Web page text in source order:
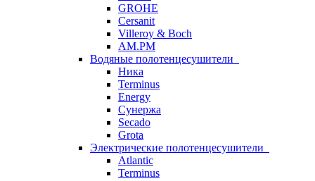
GROHE
Cersanit
Villeroy & Boch
AM.PM
Водяные полотенцесушители
Ника
Terminus
Energy
Сунержа
Secado
Grota
Электрические полотенцесушители
Atlantic
Terminus